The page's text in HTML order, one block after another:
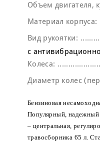
Объем двигателя,
Материал корпуса:
Вид рукоятки:
с
Колеса:
Диаметр колес
Бензиновая
Популярный, надежный
– центральная,
травосборника 65 л.